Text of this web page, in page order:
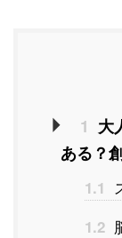
1 大
ある？
1.1
1.2